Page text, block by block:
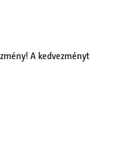
A kedvezményt